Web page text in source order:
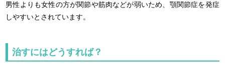
男性よりも女性の方が関節や筋肉などが弱いため、顎関節症を発症
しやすいとされています。
治すにはどうすれば？